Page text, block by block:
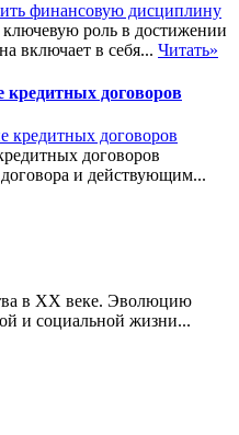
роль в достижении
включает в себя... Читать»
кредитных договоров
договоров
и действующим...
в XX веке. Эволюцию
и социальной жизни...